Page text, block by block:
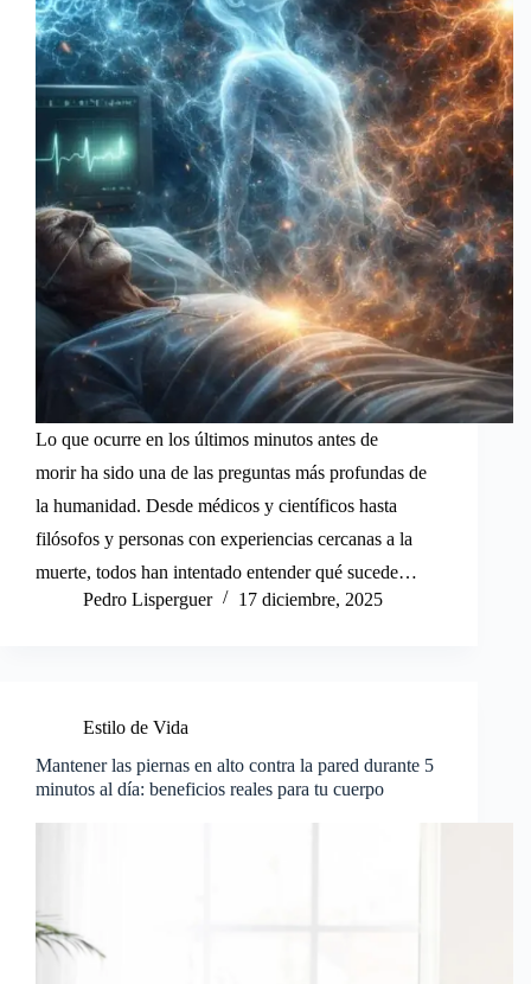
Lo que ocurre en los últimos minutos antes de
morir ha sido una de las preguntas más profundas de
la humanidad. Desde médicos y científicos hasta
filósofos y personas con experiencias cercanas a la
muerte, todos han intentado entender qué sucede…
Pedro Lisperguer
17 diciembre, 2025
Estilo de Vida
Mantener las piernas en alto contra la pared durante 5
minutos al día: beneficios reales para tu cuerpo